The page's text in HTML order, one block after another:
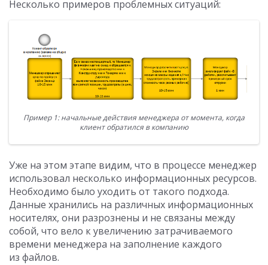
Несколько примеров проблемных ситуаций:
Пример 1: начальные действия менеджера от момента, когда
клиент обратился в компанию
Уже на этом этапе видим, что в процессе менеджер
использовал несколько информационных ресурсов.
Необходимо было уходить от такого подхода.
Данные хранились на различных информационных
носителях, они разрознены и не связаны между
собой, что вело к увеличению затрачиваемого
времени менеджера на заполнение каждого
из файлов.